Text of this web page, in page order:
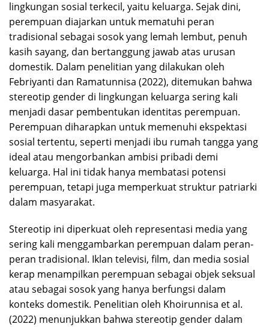
lingkungan sosial terkecil, yaitu keluarga. Sejak dini,
perempuan diajarkan untuk mematuhi peran
tradisional sebagai sosok yang lemah lembut, penuh
kasih sayang, dan bertanggung jawab atas urusan
domestik. Dalam penelitian yang dilakukan oleh
Febriyanti dan Ramatunnisa (2022), ditemukan bahwa
stereotip gender di lingkungan keluarga sering kali
menjadi dasar pembentukan identitas perempuan.
Perempuan diharapkan untuk memenuhi ekspektasi
sosial tertentu, seperti menjadi ibu rumah tangga yang
ideal atau mengorbankan ambisi pribadi demi
keluarga. Hal ini tidak hanya membatasi potensi
perempuan, tetapi juga memperkuat struktur patriarki
dalam masyarakat.
Stereotip ini diperkuat oleh representasi media yang
sering kali menggambarkan perempuan dalam peran-
peran tradisional. Iklan televisi, film, dan media sosial
kerap menampilkan perempuan sebagai objek seksual
atau sebagai sosok yang hanya berfungsi dalam
konteks domestik. Penelitian oleh Khoirunnisa et al.
(2022) menunjukkan bahwa stereotip gender dalam